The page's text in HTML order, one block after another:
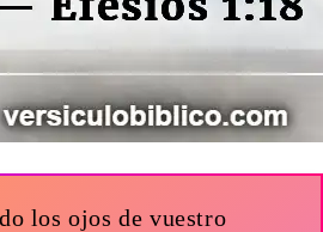
los ojos de vuestro